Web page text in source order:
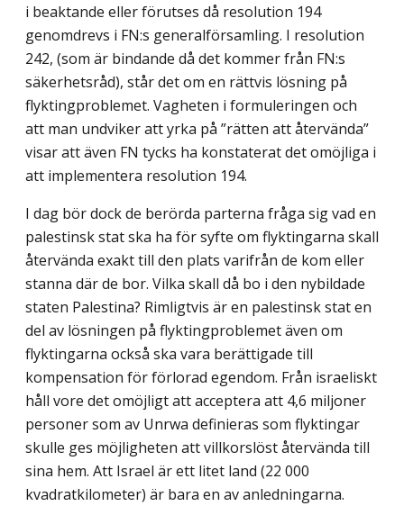
i beaktande eller förutses då resolution 194
genomdrevs i FN:s generalförsamling. I resolution
242, (som är bindande då det kommer från FN:s
säkerhetsråd), står det om en rättvis lösning på
flyktingproblemet. Vagheten i formuleringen och
att man undviker att yrka på ”rätten att återvända”
visar att även FN tycks ha konstaterat det omöjliga i
att implementera resolution 194.
I dag bör dock de berörda parterna fråga sig vad en
palestinsk stat ska ha för syfte om flyktingarna skall
återvända exakt till den plats varifrån de kom eller
stanna där de bor. Vilka skall då bo i den nybildade
staten Palestina? Rimligtvis är en palestinsk stat en
del av lösningen på flyktingproblemet även om
flyktingarna också ska vara berättigade till
kompensation för förlorad egendom. Från israeliskt
håll vore det omöjligt att acceptera att 4,6 miljoner
personer som av Unrwa definieras som flyktingar
skulle ges möjligheten att villkorslöst återvända till
sina hem. Att Israel är ett litet land (22 000
kvadratkilometer) är bara en av anledningarna.